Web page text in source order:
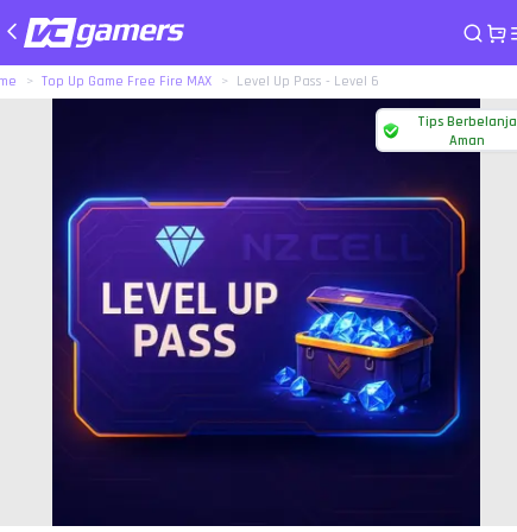
Top Up Game Free Fire MAX Level Up Pass - Level 6
Tips Berbelanja
Aman